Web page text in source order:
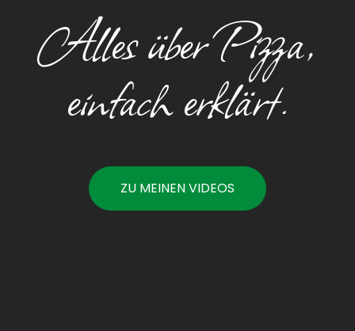
Alles über Pizza,
einfach erklärt.
ZU MEINEN VIDEOS